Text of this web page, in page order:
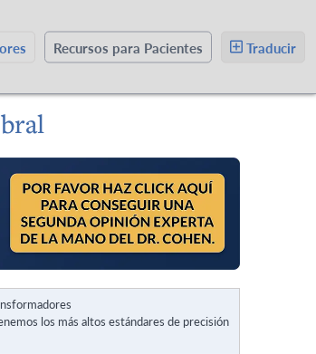
Recursos para Pacientes Traducir
los más altos estándares de precisión